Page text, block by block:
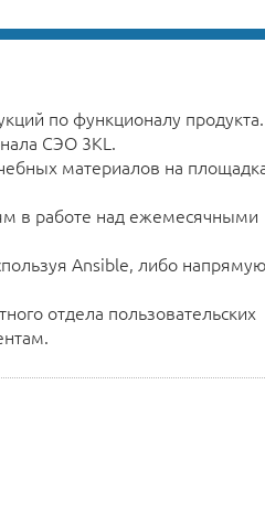
по функционалу продукта.
СЭО 3KL.
материалов на
в работе над ежемесячными
Ansible, либо
отдела пользовательских